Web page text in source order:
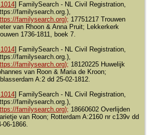
] FamilySearch - NL Civil Registration,
familysearch.org.),
familysearch.org); 17751217 Trouwen
van Rhoon & Anna Pruit; Lekkerkerk
1736-1811, boek 7.
] FamilySearch - NL Civil Registration,
familysearch.org.),
familysearch.org); 18120225 Huwelijk
van Roon & Maria de Kroon;
A:2 dd 25-02-1812.
] FamilySearch - NL Civil Registration,
familysearch.org.),
familysearch.org); 18660602 Overlijden
van Roon; Rotterdam A:2160 nr c139v dd
06-1866.